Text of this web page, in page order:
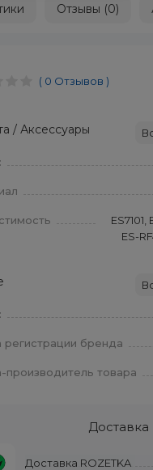
Отзывы (0)
( 0 Отзывов )
/ Аксессуары
ES7101,
ES-
регистрации бренда
производитель товара
Доставка
Доставка ROZETKA